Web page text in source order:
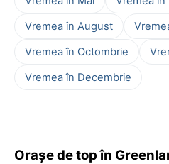
Vremea în August
Vremea în Octombrie
Vremea în Decembrie
Orașe de top în